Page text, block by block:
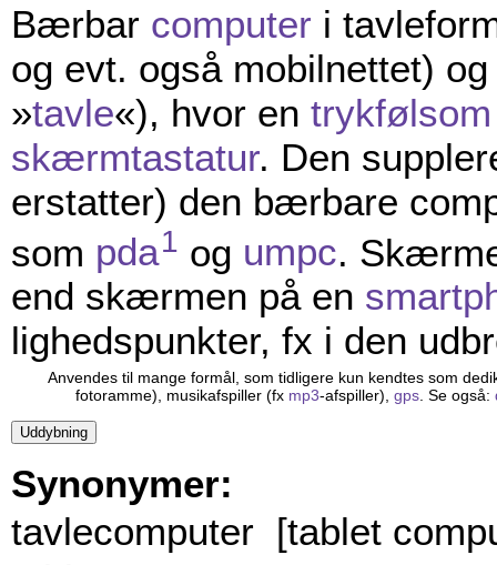
Bærbar computer i
og evt. også mobilnettet)
»tavle«), hvor en
skærmtastatur. Den
erstatter) den bærbare
som pda1 og umpc.
end skærmen på en
lighedspunkter, fx i den
Anvendes til mange formål, som tidligere kun kendtes som
fotoramme), musikafspiller (fx mp3-afspiller), gps. Se også:
Synonymer:
tavlecomputer [tablet